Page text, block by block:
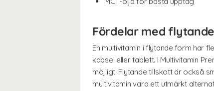
Fördelar med
En multivitamin i flytande form har
kapsel eller tablett. I Multivitamin
möjligt. Flytande tillskott är också
multivitamin vara ett utmärkt